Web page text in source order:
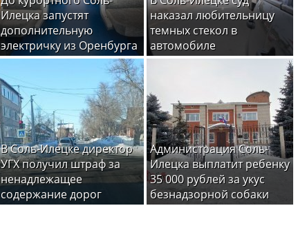
Илецка запустят
дополнительную
электричку из Оренбурга
наказал любительницу
темных стекол в
автомобиле
В Соль-Илецке директор
УГХ получил штраф за
ненадлежащее
содержание дорог
Администрация Соль-
Илецка выплатит ребенку
35 000 рублей за укус
безнадзорной собаки